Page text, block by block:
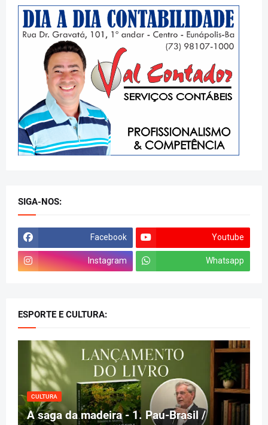
SIGA-NOS:
Facebook Youtube
Instagram Whatsapp
ESPORTE E CULTURA:
CULTURA
A saga da madeira - 1. Pau-Brasil /